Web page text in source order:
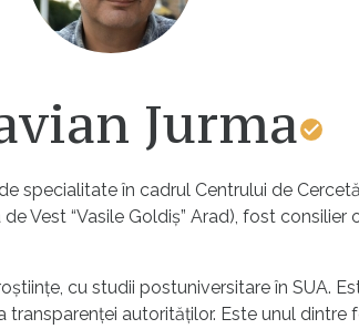
Jurma
specialitate în cadrul Centrului de
Vest “Vasile Goldiș” Arad), fost consilier
cu studii postuniversitare în SUA.
transparenței autorităților. Este unul dintre